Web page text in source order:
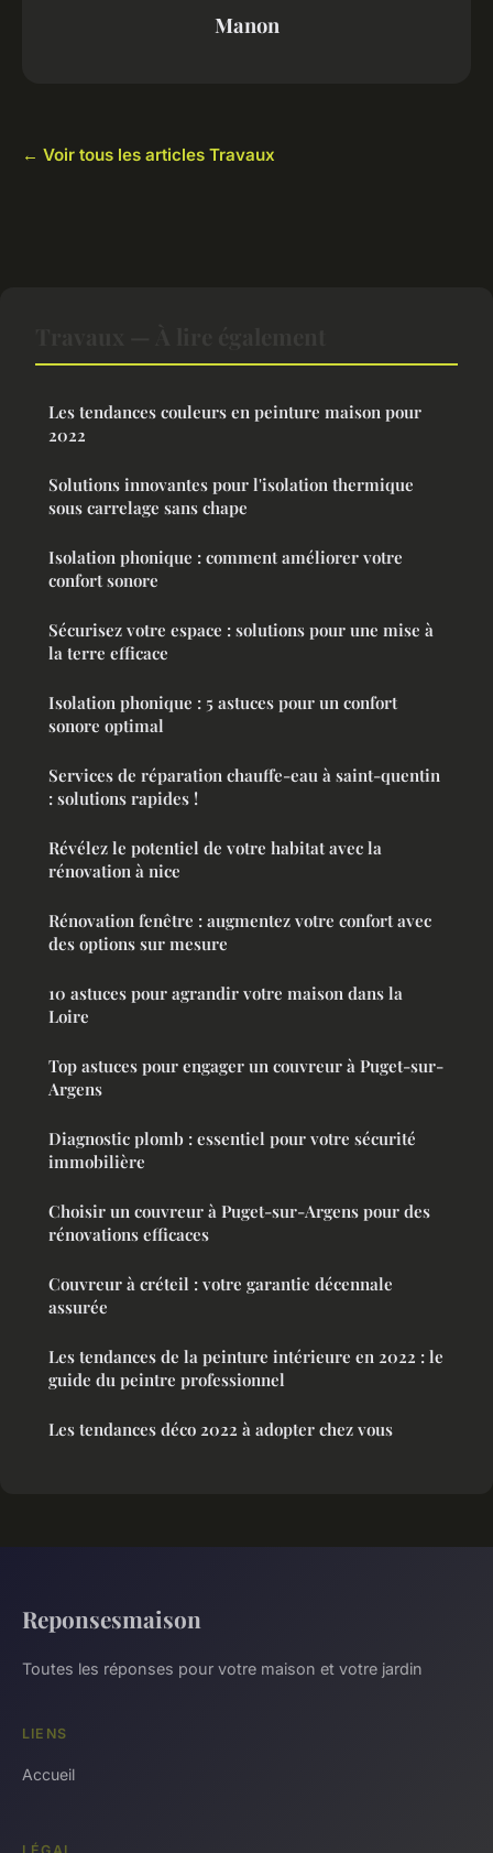
Manon
← Voir tous les articles Travaux
Les tendances couleurs en peinture maison pour
2022
Solutions innovantes pour l'isolation thermique
sous carrelage sans chape
Isolation phonique : comment améliorer votre
confort sonore
Sécurisez votre espace : solutions pour une mise à
la terre efficace
Isolation phonique : 5 astuces pour un confort
sonore optimal
Services de réparation chauffe-eau à saint-quentin
: solutions rapides !
Révélez le potentiel de votre habitat avec la
rénovation à nice
Rénovation fenêtre : augmentez votre confort avec
des options sur mesure
10 astuces pour agrandir votre maison dans la
Loire
Top astuces pour engager un couvreur à Puget-sur-
Argens
Diagnostic plomb : essentiel pour votre sécurité
immobilière
Choisir un couvreur à Puget-sur-Argens pour des
rénovations efficaces
Couvreur à créteil : votre garantie décennale
assurée
Les tendances de la peinture intérieure en 2022 : le
guide du peintre professionnel
Les tendances déco 2022 à adopter chez vous
Reponsesmaison
Toutes les réponses pour votre maison et votre jardin
LIENS
Accueil